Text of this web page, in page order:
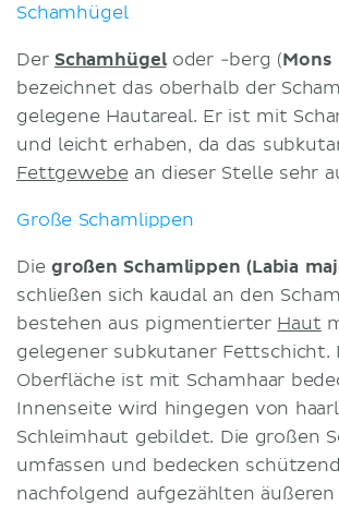
Schamhügel
Der Schamhügeloder -berg (Mons
bezeichnet das oberhalb der
gelegene Hautareal. Er ist mit
und leicht erhaben, da das
Fettgewebe an dieser Stelle sehr
Große Schamlippen
Die großen Schamlippen (Labia
schließen sich kaudal an den
bestehen aus pigmentierter Haut
gelegener subkutaner Fettschicht.
Oberfläche ist mit Schamhaar
Innenseite wird hingegen von
Schleimhaut gebildet. Die großen
umfassen und bedecken
nachfolgend aufgezählten äußeren